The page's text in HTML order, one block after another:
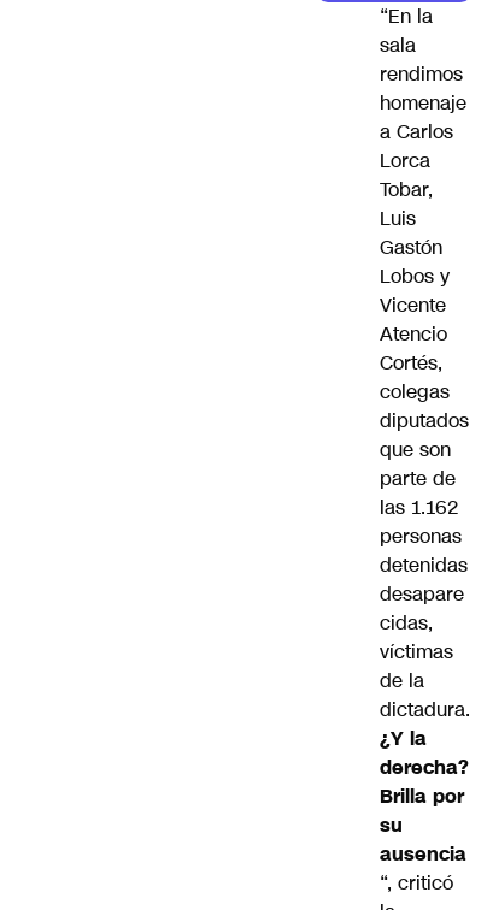
“En la
sala
rendimos
homenaje
a Carlos
Lorca
Tobar,
Luis
Gastón
Lobos y
Vicente
Atencio
Cortés,
colegas
diputados
que son
parte de
las 1.162
personas
detenidas
desapare
cidas,
víctimas
de la
dictadura.
¿Y la
derecha?
Brilla por
su
ausencia
“, criticó